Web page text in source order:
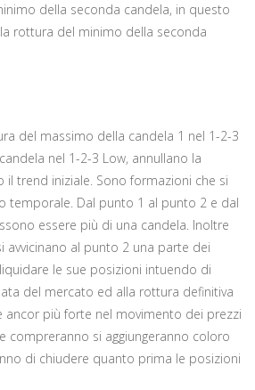
della seconda candela, in questo
rottura del minimo della seconda
del massimo della candela 1 nel 1-2-3
nel 1-2-3 Low, annullano la
trend iniziale. Sono formazioni che si
temporale. Dal punto 1 al punto 2 e dal
essere più di una candela. Inoltre
avvicinano al punto 2 una parte dei
le sue posizioni intuendo di
del mercato ed alla rottura definitiva
ancor più forte nel movimento dei prezzi
compreranno si aggiungeranno coloro
di chiudere quanto prima le posizioni